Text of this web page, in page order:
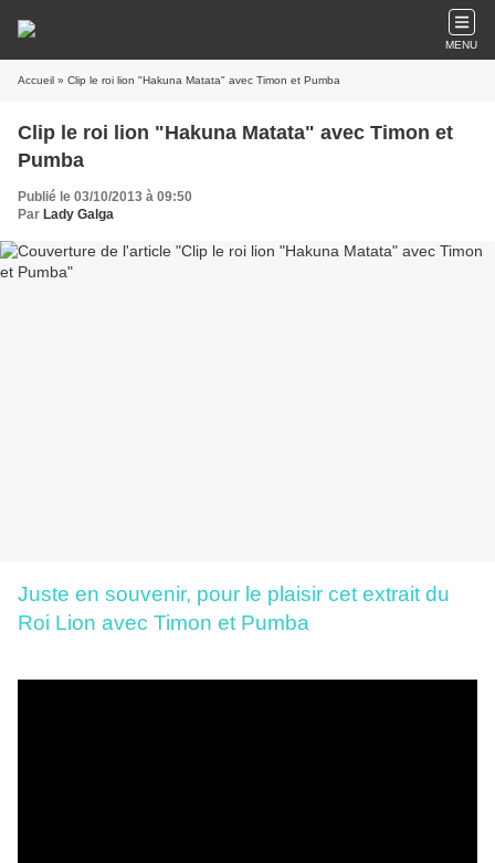
MENU
Accueil » Clip le roi lion "Hakuna Matata" avec Timon et Pumba
Clip le roi lion "Hakuna Matata" avec Timon et
Pumba
Publié le 03/10/2013 à 09:50
Par Lady Galga
Juste en souvenir, pour le plaisir cet extrait du
Roi Lion avec Timon et Pumba